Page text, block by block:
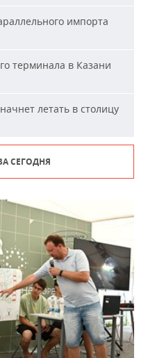
импорта
терминала в Казани
летать в столицу
СЕГОДНЯ